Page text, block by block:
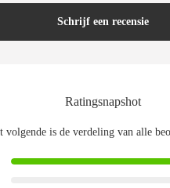
Schrijf een recensie
Ratingsnapshot
volgende is de verdeling van alle